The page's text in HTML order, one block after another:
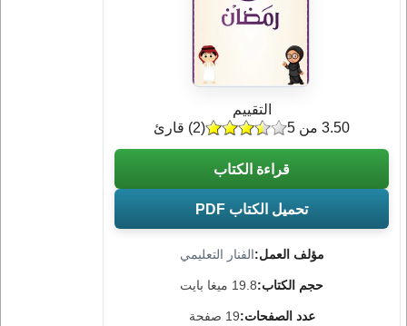
مؤلف العمل:الفنار التعليمي
حجم الكتاب:19.8 ميغا بايت
عدد الصفحات:19 صفحة
التقييم
(
2) قارئ 3.50 من 5
قراءة الكتاب
تحميل الكتاب PDF